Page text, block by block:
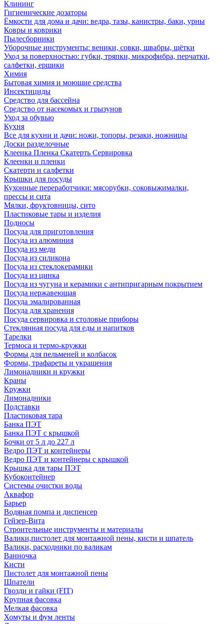
Клининг
Гигиенические дозаторы
Ёмкости для дома и дачи: ведра, тазы, канистры, баки, урны
Ковры и коврики
Пылесборники
Уборочные инструменты: веники, совки, швабры, щётки
Уход за поверхностью: губки, тряпки, микрофибра, перчатки,
салфетки, ершики
Химия
Бытовая химия и моющие средства
Инсектициды
Средство для бассейна
Средство от насекомых и грызунов
Уход за обувью
Кухня
Все для кухни и дачи: ножи, топоры, резаки, ножницы
Доски разделочные
Клеенка Пленка Скатерть Сервировка
Клеенки и пленки
Скатерти и салфетки
Крышки для посуды
Кухонные переработчики: мясорубки, соковыжималки,
прессы и сита
Мялки, фруктовницы, сито
Пластиковые тары и изделия
Подносы
Посуда для приготовления
Посуда из алюминия
Посуда из меди
Посуда из силикона
Посуда из стеклокерамики
Посуда из цинка
Посуда из чугуна и керамики с антипригарным покрытием
Посуда нержавеющая
Посуда эмалированная
Посуда для хранения
Посуда сервировка и столовые приборы
Стеклянная посуда для еды и напитков
Тарелки
Термоса и термо-кружки
Формы для пельменей и колбасок
Формы, трафареты и украшения
Лимонадники и кружки
Краны
Кружки
Лимонадники
Подставки
Пластиковая тара
Банка ПЭТ
Банка ПЭТ с крышкой
Бочки от 5 л до 227 л
Ведро ПЭТ и контейнеры
Ведро ПЭТ и контейнеры с крышкой
Крышка для тары ПЭТ
Кубоконтейнер
Системы очистки воды
Аквафор
Барьер
Водяная помпа и диспенсер
Гейзер-Вита
Строительные инструменты и материалы
Валики,пистолет для монтажной пены, кисти и шпатель
Валики, расходники по валикам
Ванночка
Кисти
Пистолет для монтажной пены
Шпатели
Гвозди и гайки (FIT)
Крупная фасовка
Мелкая фасовка
Хомуты и фум ленты